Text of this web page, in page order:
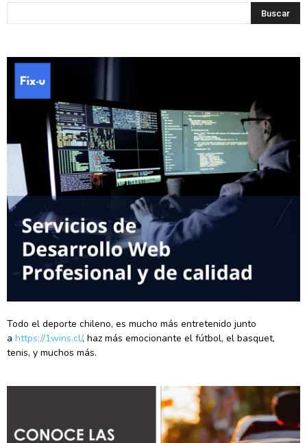
Todo el deporte chileno, es mucho más entretenido junto
a https://1wins.cl/, haz más emocionante el fútbol, el basquet,
tenis, y muchos más.